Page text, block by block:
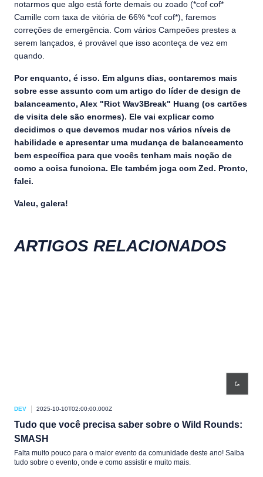
notarmos que algo está forte demais ou zoado (*cof cof*
Camille com taxa de vitória de 66% *cof cof*), faremos
correções de emergência. Com vários Campeões prestes a
serem lançados, é provável que isso aconteça de vez em
quando.
Por enquanto, é isso. Em alguns dias, contaremos mais
sobre esse assunto com um artigo do líder de design de
balanceamento, Alex "Riot Wav3Break" Huang (os cartões
de visita dele são enormes). Ele vai explicar como
decidimos o que devemos mudar nos vários níveis de
habilidade e apresentar uma mudança de balanceamento
bem específica para que vocês tenham mais noção de
como a coisa funciona. Ele também joga com Zed. Pronto,
falei.
Valeu, galera!
ARTIGOS RELACIONADOS
DEV 2025-10-10T02:00:00.000Z
Tudo que você precisa saber sobre o Wild Rounds:
SMASH
Falta muito pouco para o maior evento da comunidade deste ano! Saiba
tudo sobre o evento, onde e como assistir e muito mais.